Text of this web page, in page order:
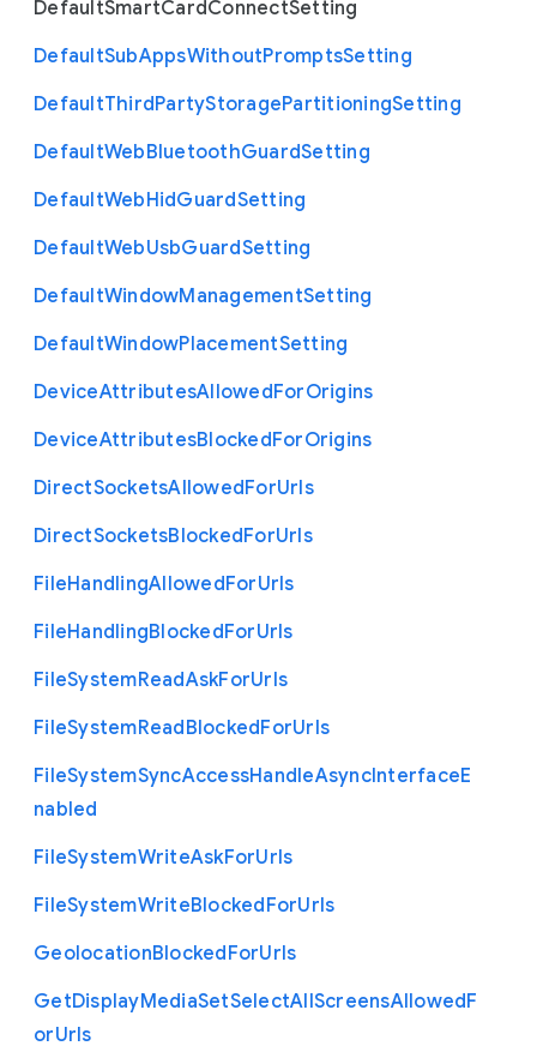
DefaultSmartCardConnectSetting
DefaultSubAppsWithoutPromptsSetting
DefaultThirdPartyStoragePartitioningSetting
DefaultWebBluetoothGuardSetting
DefaultWebHidGuardSetting
DefaultWebUsbGuardSetting
DefaultWindowManagementSetting
DefaultWindowPlacementSetting
DeviceAttributesAllowedForOrigins
DeviceAttributesBlockedForOrigins
DirectSocketsAllowedForUrls
DirectSocketsBlockedForUrls
FileHandlingAllowedForUrls
FileHandlingBlockedForUrls
FileSystemReadAskForUrls
FileSystemReadBlockedForUrls
FileSystemSyncAccessHandleAsyncInterfaceE
nabled
FileSystemWriteAskForUrls
FileSystemWriteBlockedForUrls
GeolocationBlockedForUrls
GetDisplayMediaSetSelectAllScreensAllowedF
orUrls